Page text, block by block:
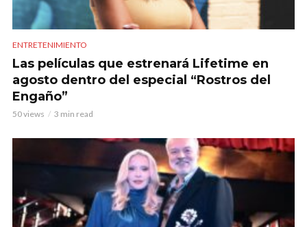
ENTRETENIMIENTO
Las películas que estrenará Lifetime en
agosto dentro del especial “Rostros del
Engaño”
50 views 3 min read